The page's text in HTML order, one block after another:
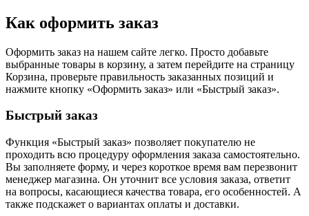
Как оформить заказ
Оформить заказ на нашем сайте легко. Просто добавьте
выбранные товары в корзину, а затем перейдите на страницу
Корзина, проверьте правильность заказанных позиций и
нажмите кнопку «Оформить заказ» или «Быстрый заказ».
Быстрый заказ
Функция «Быстрый заказ» позволяет покупателю не
проходить всю процедуру оформления заказа самостоятельно.
Вы заполняете форму, и через короткое время вам перезвонит
менеджер магазина. Он уточнит все условия заказа, ответит
на вопросы, касающиеся качества товара, его особенностей. А
также подскажет о вариантах оплаты и доставки.